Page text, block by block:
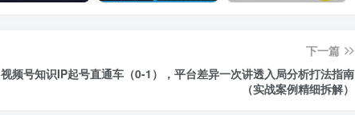
下一篇
视频号知识IP起号直通车（0-1），平台差异一次讲透入局分析打法指南
（实战案例精细拆解）